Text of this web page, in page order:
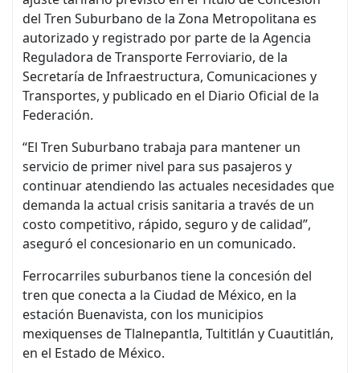
del Tren Suburbano de la Zona Metropolitana es
autorizado y registrado por parte de la Agencia
Reguladora de Transporte Ferroviario, de la
Secretaría de Infraestructura, Comunicaciones y
Transportes, y publicado en el Diario Oficial de la
Federación.
“El Tren Suburbano trabaja para mantener un
servicio de primer nivel para sus pasajeros y
continuar atendiendo las actuales necesidades que
demanda la actual crisis sanitaria a través de un
costo competitivo, rápido, seguro y de calidad”,
aseguró el concesionario en un comunicado.
Ferrocarriles suburbanos tiene la concesión del
tren que conecta a la Ciudad de México, en la
estación Buenavista, con los municipios
mexiquenses de Tlalnepantla, Tultitlán y Cuautitlán,
en el Estado de México.